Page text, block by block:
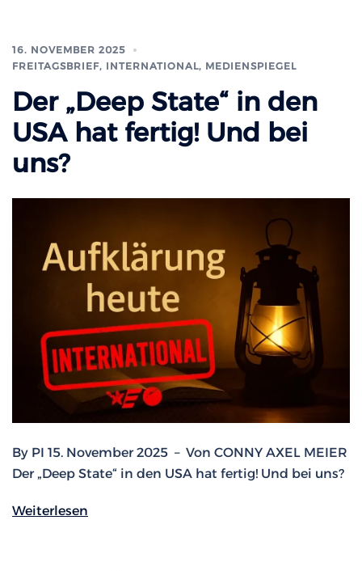
16. NOVEMBER 2025
FREITAGSBRIEF, INTERNATIONAL, MEDIENSPIEGEL
Der „Deep State“ in den
USA hat fertig! Und bei
uns?
By PI 15. November 2025 – Von CONNY AXEL MEIER
Der „Deep State“ in den USA hat fertig! Und bei uns?
Weiterlesen